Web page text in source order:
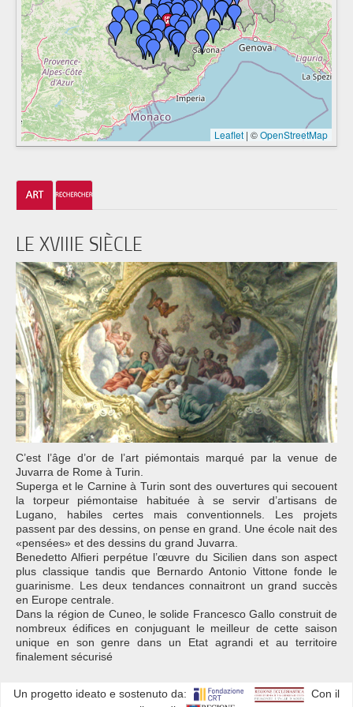
Leaflet | ©OpenStreetMap
LE XVIIIE SIÈCLE
C’est l’âge d’or de l’art piémontais marqué par la venue de
Juvarra de Rome à Turin.
Superga et le Carnine à Turin sont des ouvertures qui secouent
la torpeur piémontaise habituée à se servir d’artisans de
Lugano, habiles certes mais conventionnels. Les projets
passent par des dessins, on pense en grand. Une école nait des
«pensées» et des dessins du grand Juvarra.
Benedetto Alfieri perpétue l’œuvre du Sicilien dans son aspect
plus classique tandis que Bernardo Antonio Vittone fonde le
guarinisme. Les deux tendances connaitront un grand succès
en Europe centrale.
Dans la région de Cuneo, le solide Francesco Gallo construit de
nombreux édifices en conjuguant le meilleur de cette saison
unique en son genre dans un Etat agrandi et au territoire
finalement sécurisé
Un progetto ideato e sostenuto da:
Con il